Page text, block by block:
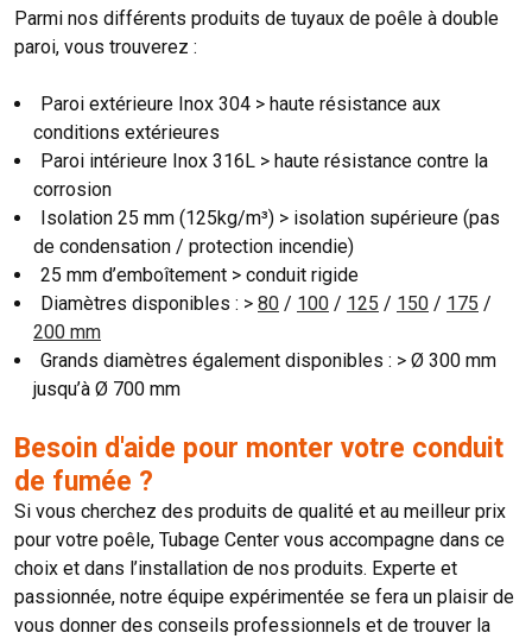
Parmi nos différents produits de tuyaux de poêle à double
paroi, vous trouverez :
Paroi extérieure Inox 304 > haute résistance aux
conditions extérieures
Paroi intérieure Inox 316L > haute résistance contre la
corrosion
Isolation 25 mm (125kg/m³) > isolation supérieure (pas
de condensation / protection incendie)
25 mm d’emboîtement > conduit rigide
Diamètres disponibles : > 80 / 100 / 125 / 150 / 175 /
200 mm
Grands diamètres également disponibles : > Ø 300 mm
jusqu’à Ø 700 mm
Besoin d'aide pour monter votre conduit
de fumée ?
Si vous cherchez des produits de qualité et au meilleur prix
pour votre poêle, Tubage Center vous accompagne dans ce
choix et dans l’installation de nos produits. Experte et
passionnée, notre équipe expérimentée se fera un plaisir de
vous donner des conseils professionnels et de trouver la